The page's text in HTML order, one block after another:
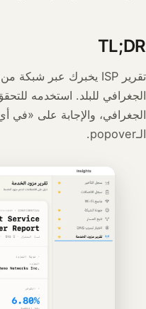
TL;DR
الـpopover.